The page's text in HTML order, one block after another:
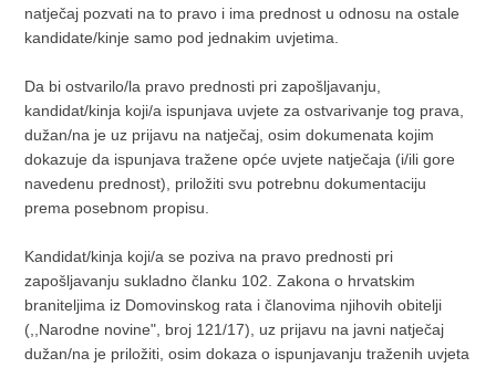
natječaj pozvati na to pravo i ima prednost u odnosu na ostale
kandidate/kinje samo pod jednakim uvjetima.
Da bi ostvarilo/la pravo prednosti pri zapošljavanju,
kandidat/kinja koji/a ispunjava uvjete za ostvarivanje tog prava,
dužan/na je uz prijavu na natječaj, osim dokumenata kojim
dokazuje da ispunjava tražene opće uvjete natječaja (i/ili gore
navedenu prednost), priložiti svu potrebnu dokumentaciju
prema posebnom propisu.
Kandidat/kinja koji/a se poziva na pravo prednosti pri
zapošljavanju sukladno članku 102. Zakona o hrvatskim
braniteljima iz Domovinskog rata i članovima njihovih obitelji
(,,Narodne novine", broj 121/17), uz prijavu na javni natječaj
dužan/na je priložiti, osim dokaza o ispunjavanju traženih uvjeta